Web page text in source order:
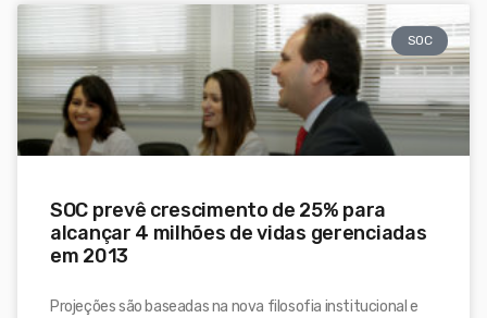
SOC
SOC prevê crescimento de 25% para
alcançar 4 milhões de vidas gerenciadas
em 2013
Projeções são baseadas na nova filosofia institucional e